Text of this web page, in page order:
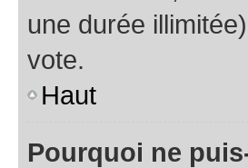
une durée
vote.
Haut
Pourquoi ne